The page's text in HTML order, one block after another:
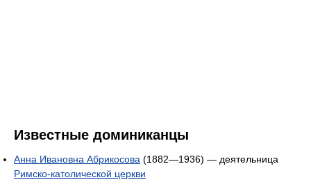
Известные доминиканцы
Анна Ивановна Абрикосовa (1882—1936) — деятельница
Римско-католической церкви